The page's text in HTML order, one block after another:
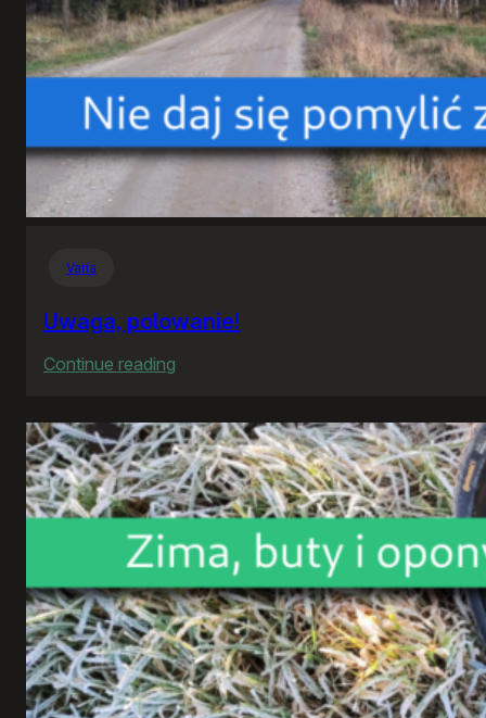
Varia
Uwaga, polowanie!
Continue reading
polowanie!